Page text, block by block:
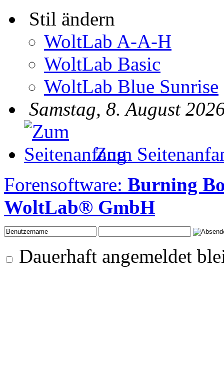
Stil ändern
WoltLab A-A-H
WoltLab Basic
WoltLab Blue Sunrise
Samstag, 8. August
Zum
Forensoftware: Burning
WoltLab® GmbH
Dauerhaft angemeldet